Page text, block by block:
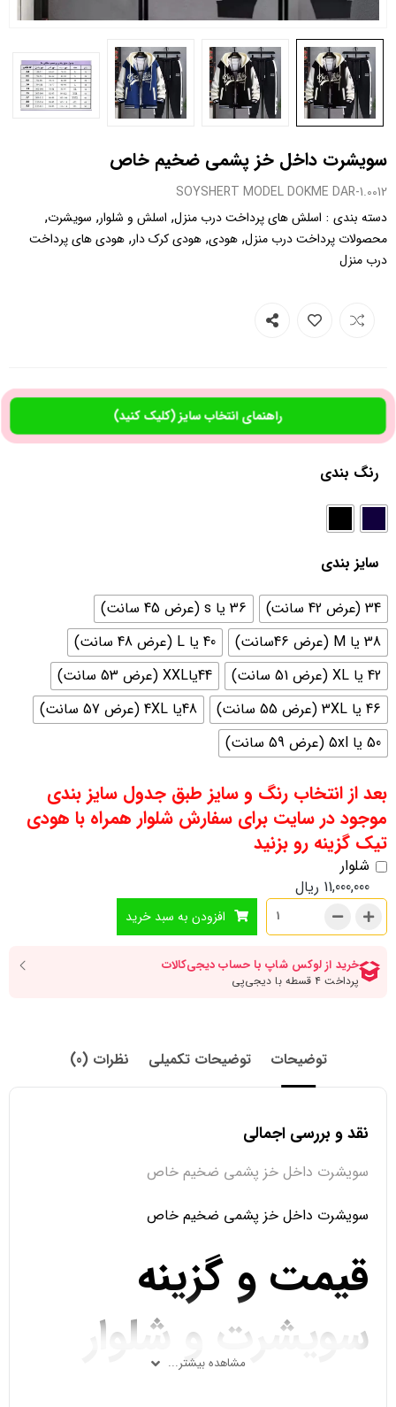
سویشرت داخل خز پشمی ضخیم خاص
0012.SOYSHERT MODEL DOKME DAR-1
دسته بندی : اسلش های پرداخت درب منزل, اسلش و شلوار, سویشرت,
محصولات پرداخت درب منزل, هودی, هودی کرک دار, هودی های پرداخت
درب منزل
راهنمای انتخاب سایز (کلیک کنید)
رنگ بندی
سایز بندی
34 (عرض 42 سانت)
36 یا s (عرض 45 سانت)
38 یا M (عرض 46سانت)
40 یا L (عرض 48 سانت)
42 یا XL (عرض 51 سانت)
44یاXXL (عرض 53 سانت)
46 یا 3XL (عرض 55 سانت)
48یا 4XL (عرض 57 سانت)
50 یا 5xl (عرض 59 سانت)
بعد از انتخاب رنگ و سایز طبق جدول سایز بندی
موجود در سایت برای سفارش شلوار همراه با هودی
تیک گزینه رو بزنید
شلوار
11,000,000 ریال
افزودن به سبد خرید
توضیحات توضیحات تکمیلی نظرات (0)
نقد و بررسی اجمالی
سویشرت داخل خز پشمی ضخیم خاص
سویشرت داخل خز پشمی ضخیم خاص
قیمت و گزینه
سویشرت و شلوار
مشاهده بیشتر...